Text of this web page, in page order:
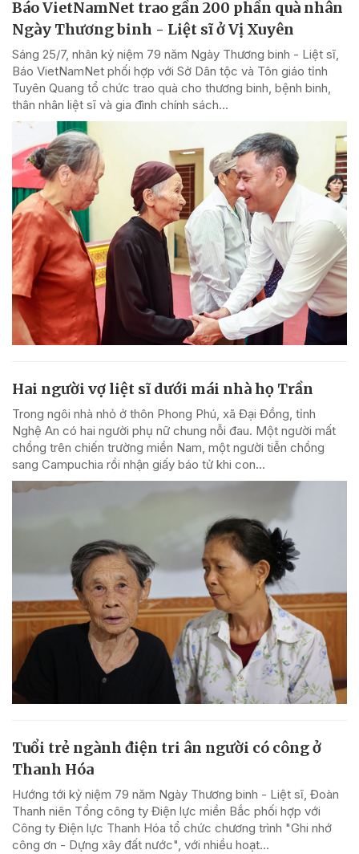
Báo VietNamNet trao gần 200 phần quà nhân
Ngày Thương binh - Liệt sĩ ở Vị Xuyên
Sáng 25/7, nhân kỷ niệm 79 năm Ngày Thương binh - Liệt sĩ,
Báo VietNamNet phối hợp với Sở Dân tộc và Tôn giáo tỉnh
Tuyên Quang tổ chức trao quà cho thương binh, bệnh binh,
thân nhân liệt sĩ và gia đình chính sách...
Hai người vợ liệt sĩ dưới mái nhà họ Trần
Trong ngôi nhà nhỏ ở thôn Phong Phú, xã Đại Đồng, tỉnh
Nghệ An có hai người phụ nữ chung nỗi đau. Một người mất
chồng trên chiến trường miền Nam, một người tiễn chồng
sang Campuchia rồi nhận giấy báo tử khi con...
Tuổi trẻ ngành điện tri ân người có công ở
Thanh Hóa
Hướng tới kỷ niệm 79 năm Ngày Thương binh - Liệt sĩ, Đoàn
Thanh niên Tổng công ty Điện lực miền Bắc phối hợp với
Công ty Điện lực Thanh Hóa tổ chức chương trình "Ghi nhớ
công ơn - Dựng xây đất nước", với nhiều hoạt...